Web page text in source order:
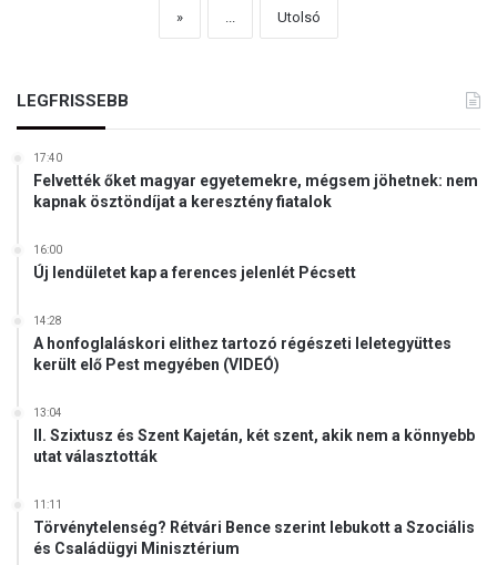
» ... Utolsó
LEGFRISSEBB
17:40
Felvették őket magyar egyetemekre, mégsem jöhetnek: nem
kapnak ösztöndíjat a keresztény fiatalok
16:00
Új lendületet kap a ferences jelenlét Pécsett
14:28
A honfoglaláskori elithez tartozó régészeti leletegyüttes
került elő Pest megyében (VIDEÓ)
13:04
II. Szixtusz és Szent Kajetán, két szent, akik nem a könnyebb
utat választották
11:11
Törvénytelenség? Rétvári Bence szerint lebukott a Szociális
és Családügyi Minisztérium